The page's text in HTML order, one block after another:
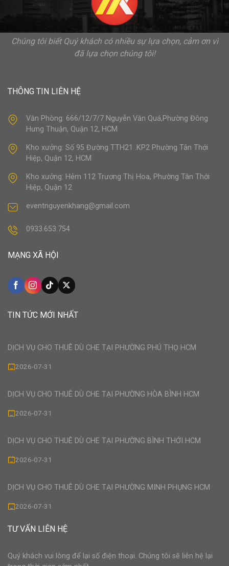
Chúng tôi biết Quý khách có nhiều sự lựa chọn, cảm ơn vì
đã lựa chọn chúng tôi!
THÔNG TIN LIÊN HỆ
Văn Phòng: 666/12/7/7 Nguyễn Văn Quá,Phường Đông
Hưng Thuận, Quận 12, HCM
Kho xưởng: Số 95 Đường TTH21 .KP2 Phường Tân Thới
Hiệp, Quận 12, HCM
Kho xưởng: Hẻm 112 Trương Thị Hoa, Phường Tân Thới
Hiệp, Quận 12
eventnguyenkhang@gmail.com
0933.653.754
MẠNG XÃ HỘI
TIN TỨC MỚI NHẤT
DỊCH VỤ CHO THUÊ DÙ CHE TẠI PHƯỜNG PHÚ THỌ HCM
2026-07-31
DỊCH VỤ CHO THUÊ DÙ CHE TẠI PHƯỜNG HÒA BÌNH HCM
2026-07-31
DỊCH VỤ CHO THUÊ DÙ CHE TẠI PHƯỜNG BÌNH THỚI HCM
2026-07-31
DỊCH VỤ CHO THUÊ DÙ CHE TẠI PHƯỜNG MINH PHỤNG HCM
2026-07-31
TƯ VẤN LIÊN HỆ
Quý khách vui lòng để lại số điện thoại. Chúng tôi sẽ liên hệ lại